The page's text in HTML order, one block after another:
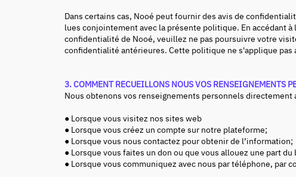
Dans certains cas, Nooé peut fournir des avis de
lues conjointement avec la présente politique. En accédant
confidentialité de Nooé, veuillez ne pas poursuivre votre
confidentialité antérieures. Cette politique ne s'applique
3. COMMENT RECUEILLONS NOUS VOS RENSEIGNEMENTS
Nous obtenons vos renseignements personnels
● Lorsque vous visitez nos sites web
● Lorsque vous créez un compte sur notre plateforme;
● Lorsque vous nous contactez pour obtenir de l’information;
● Lorsque vous faites un don ou que vous allouez une part
● Lorsque vous communiquez avec nous par téléphone, par